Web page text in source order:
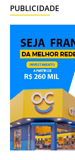
PUBLICIDADE